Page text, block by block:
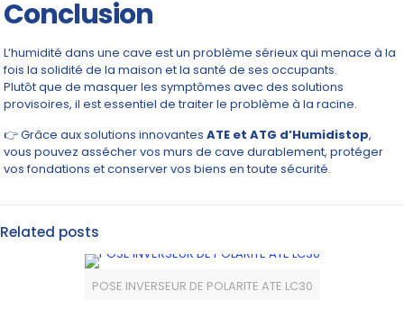
Conclusion
L’humidité dans une cave est un problème sérieux qui menace à la
fois la solidité de la maison et la santé de ses occupants.
Plutôt que de masquer les symptômes avec des solutions
provisoires, il est essentiel de traiter le problème à la racine.
👉 Grâce aux solutions innovantesATE et ATG d’Humidistop,
vous pouvez assécher vos murs de cave durablement, protéger
vos fondations et conserver vos biens en toute sécurité.
Related posts
POSE INVERSEUR DE POLARITE ATE LC30